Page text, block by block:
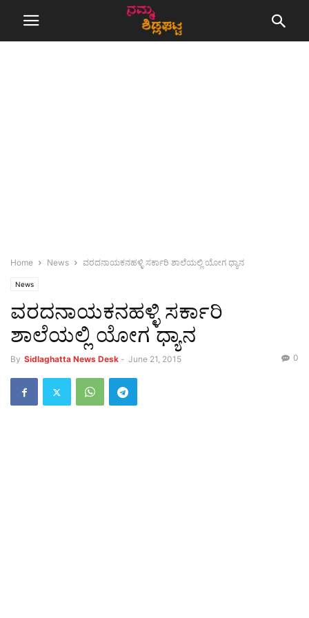
Home News ವರದನಾಯಕನಹಳ್ಳಿ ಸರ್ಕಾರಿ ಶಾಲೆಯಲ್ಲಿ ಯೋಗ ಧ್ಯಾನ
News
ವರದನಾಯಕನಹಳ್ಳಿ ಸರ್ಕಾರಿ
ಶಾಲೆಯಲ್ಲಿ ಯೋಗ ಧ್ಯಾನ
By Sidlaghatta News Desk - June 21, 2015 0